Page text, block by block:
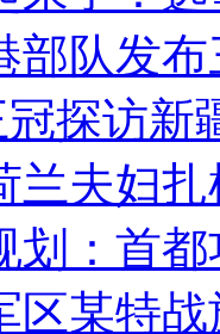
部队发
探访新
兰夫妇
划：首
区某特